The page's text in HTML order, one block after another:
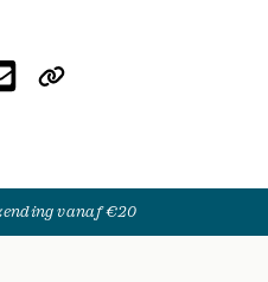
vanaf €20